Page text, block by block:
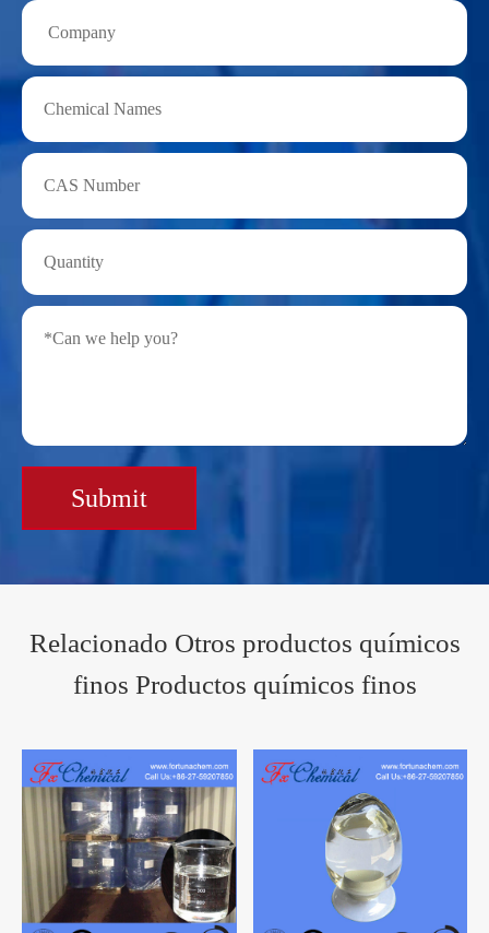
Submit
Relacionado Otros productos químicos
finos Productos químicos finos